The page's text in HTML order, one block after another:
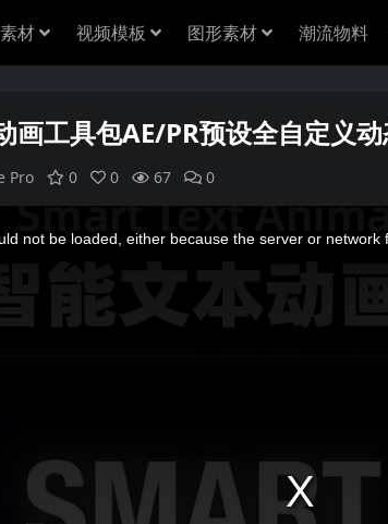
材 视频模板 图形素材 潮流物料
画工具包AE/PR预设全自定义
Pro 0 0 67 0
not be loaded, either because the server or network